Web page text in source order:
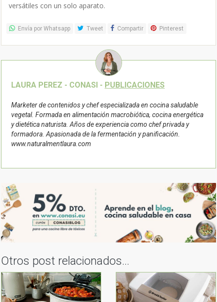
versátiles con un solo aparato.
Envía por Whatsapp Tweet Compartir Pinterest
LAURA PEREZ - CONASI - PUBLICACIONES
Marketer de contenidos y chef especializada en cocina saludable
vegetal. Formada en alimentación macrobiótica, cocina energética
y dietética naturista. Años de experiencia como chef privada y
formadora. Apasionada de la fermentación y panificación.
www.naturalmentlaura.com
Otros post relacionados...